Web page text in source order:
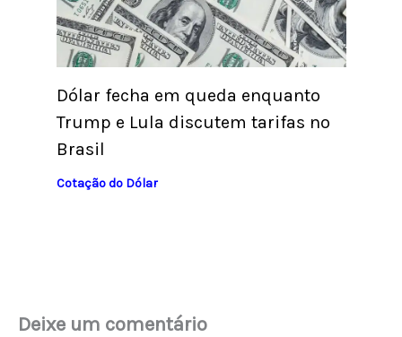
Dólar fecha em queda enquanto
Trump e Lula discutem tarifas no
Brasil
Cotação do Dólar
Deixe um comentário